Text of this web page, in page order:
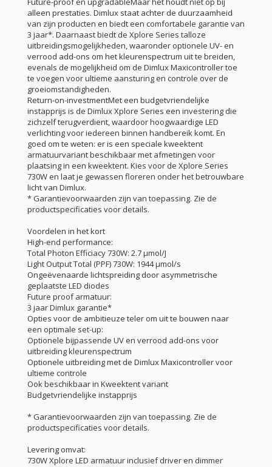
alleen prestaties. Dimlux staat achter de duurzaamheid
van zijn producten en biedt een comfortabele garantie van
3 jaar*. Daarnaast biedt de Xplore Series talloze
uitbreidingsmogelijkheden, waaronder optionele UV- en
verrood add-ons om het kleurenspectrum uit te breiden,
evenals de mogelijkheid om de Dimlux Maxicontroller toe
te voegen voor ultieme aansturing en controle over de
groeiomstandigheden.
Return-on-investmentMet een budgetvriendelijke
instapprijs is de Dimlux Xplore Series een investering die
zichzelf terugverdient, waardoor hoogwaardige LED
verlichting voor iedereen binnen handbereik komt. En
goed om te weten: er is een speciale kweektent
armatuurvariant beschikbaar met afmetingen voor
plaatsing in een kweektent. Kies voor de Xplore Series
730W en laat je gewassen floreren onder het betrouwbare
licht van Dimlux.
* Garantievoorwaarden zijn van toepassing. Zie de
productspecificaties voor details.
Voordelen in het kort
High-end performance:
Total Photon Efficiacy 730W: 2.7 µmol/J
Light Output Total (PPF) 730W: 1944 µmol/s
Ongeëvenaarde lichtspreiding door asymmetrische
geplaatste LED diodes
Future proof armatuur:
3 jaar Dimlux garantie*
Opties voor de ambitieuze teler om uit te bouwen naar
een optimale set-up:
Optionele bijpassende UV en verrood add-ons voor
uitbreiding kleurenspectrum
Optionele uitbreiding met de Dimlux Maxicontroller voor
ultieme controle
Ook beschikbaar in Kweektent variant
Budgetvriendelijke instapprijs
* Garantievoorwaarden zijn van toepassing. Zie de
productspecificaties voor details.
Levering omvat:
730W Xplore LED armatuur inclusief driver en dimmer